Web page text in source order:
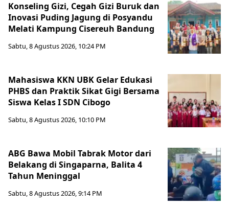
Konseling Gizi, Cegah Gizi Buruk dan
Inovasi Puding Jagung di Posyandu
Melati Kampung Cisereuh Bandung
Sabtu, 8 Agustus 2026, 10:24 PM
Mahasiswa KKN UBK Gelar Edukasi
PHBS dan Praktik Sikat Gigi Bersama
Siswa Kelas I SDN Cibogo
Sabtu, 8 Agustus 2026, 10:10 PM
ABG Bawa Mobil Tabrak Motor dari
Belakang di Singaparna, Balita 4
Tahun Meninggal
Sabtu, 8 Agustus 2026, 9:14 PM